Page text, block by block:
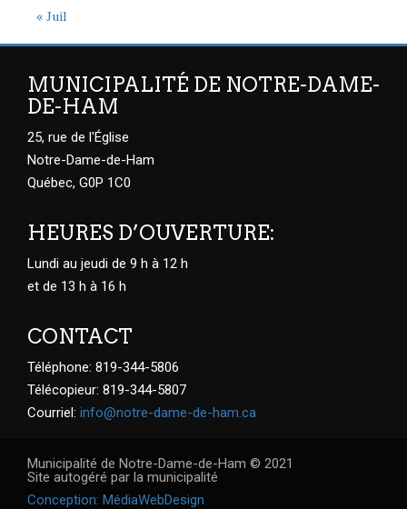
« Juil
MUNICIPALITÉ DE NOTRE-DAME-
DE-HAM
25, rue de l'Église
Notre-Dame-de-Ham
Québec, G0P 1C0
HEURES D’OUVERTURE:
Lundi au jeudi de 9 h à 12 h
et de 13 h à 16 h
CONTACT
Téléphone: 819-344-5806
Télécopieur: 819-344-5807
Courriel: info@notre-dame-de-ham.ca
Municipalité de Notre-Dame-de-Ham © 2021
Site autogéré par la municipalité
Conception: MédiaWebDesign